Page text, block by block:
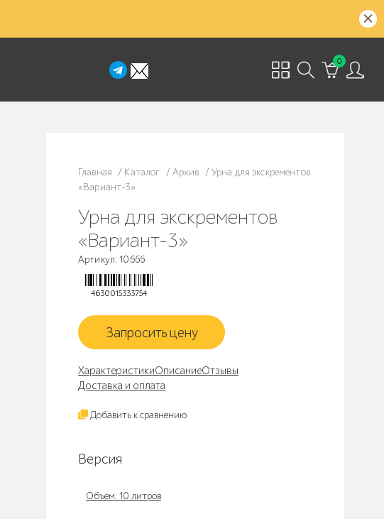
0
Главная / Каталог /Архив /Урна для экскрементов
«Вариант-3»
Урна для экскрементов
«Вариант-3»
Артикул: 10666
4630015333754
Запросить цену
ХарактеристикиОписаниеОтзывы
Доставка и оплата
Добавить к сравнению
Версия
Объем: 10 литров